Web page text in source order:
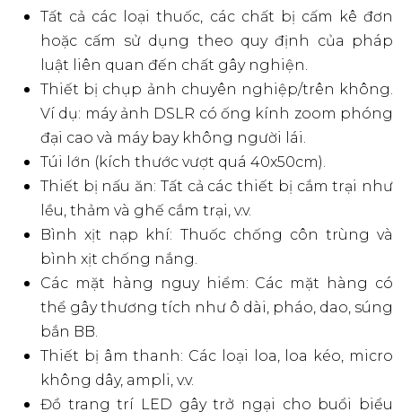
hàng thông tin tại địa điểm, hoặc tìm nhân
viên an ninh hoặc nhân viên sự kiện gần đó.
Buổi biểu diễn này sử dụng âm thanh lớn và
nhiều hiệu ứng đặc biệt. Phụ nữ mang thai,
người già hoặc những người có tình trạng thể
chất hoặc tinh thần yếu, những người có thể
nhạy cảm với các kích thích bên ngoài và các
dễ bị giật, rối loạn nhạy cảm với ánh sáng hoặc
có vấn đề sức khỏe khác được khuyến cáo
không nên tham gia. Nếu bạn vẫn muốn tham
dự, vui lòng tham khảo ý kiến bác sĩ và chia sẻ
trước cho Ban tổ chức về các thông tin hoặc
tài liệu y tế có liên quan.
Ban tổ chức WATERBOMB không chịu trách
nhiệm về bất kỳ bệnh tật hoặc thương tích
nào xảy ra trong buổi biểu diễn mà không
được báo trước.